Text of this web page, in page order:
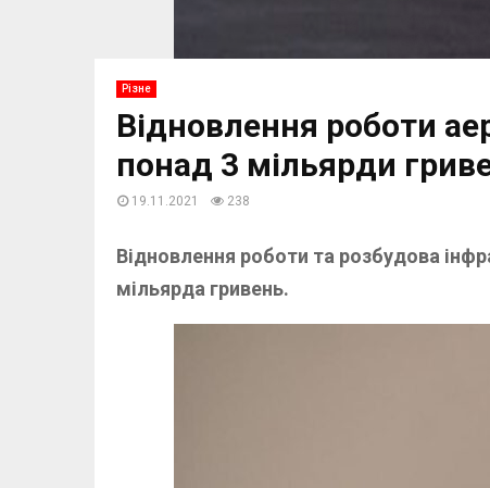
Різне
Відновлення роботи
понад 3 мільярди
19.11.2021 238
Відновлення роботи та розбудова
мільярда гривень.